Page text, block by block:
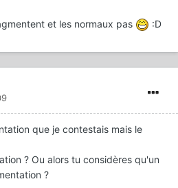
et les normaux pas
:D
que je contestais mais le
? Ou alors tu considères qu'un
?